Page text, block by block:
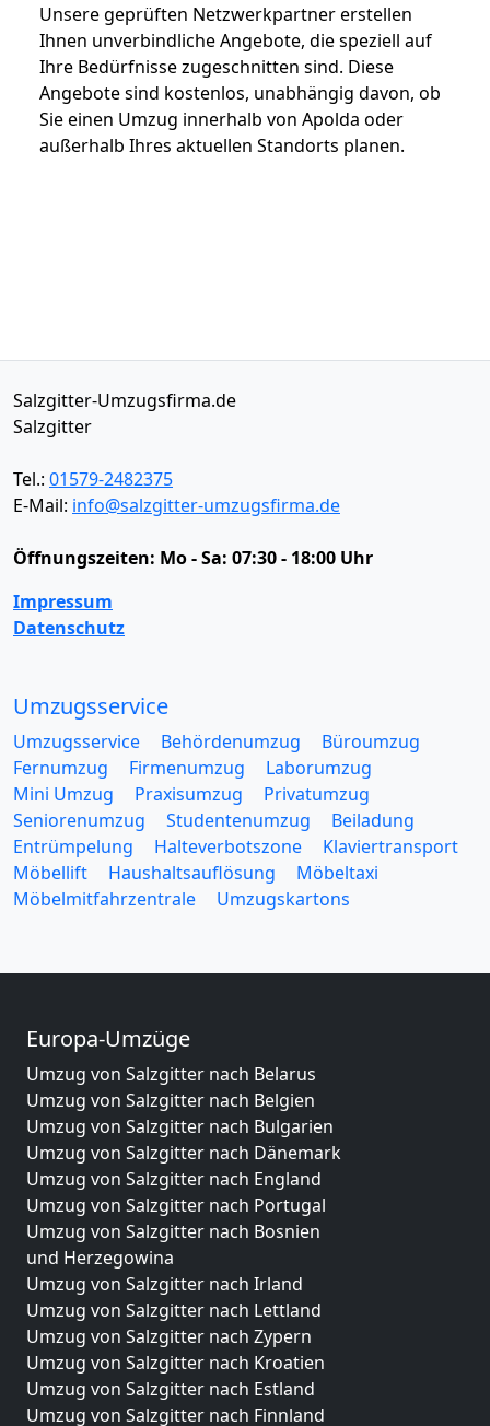
Unsere geprüften Netzwerkpartner erstellen
Ihnen unverbindliche Angebote, die speziell auf
Ihre Bedürfnisse zugeschnitten sind. Diese
Angebote sind kostenlos, unabhängig davon, ob
Sie einen Umzug innerhalb von Apolda oder
außerhalb Ihres aktuellen Standorts planen.
Salzgitter-Umzugsfirma.de
Salzgitter
Tel.: 01579-2482375
E-Mail: info@salzgitter-umzugsfirma.de
Öffnungszeiten: Mo - Sa: 07:30 - 18:00 Uhr
Impressum
Datenschutz
Umzugsservice
Umzugsservice Behördenumzug
Büroumzug
Fernumzug
Firmenumzug
Laborumzug
Mini Umzug
Praxisumzug
Privatumzug
Seniorenumzug
Studentenumzug
Beiladung
Entrümpelung
Halteverbotszone
Klaviertransport
Möbellift
Haushaltsauflösung
Möbeltaxi
Möbelmitfahrzentrale
Umzugskartons
Europa-Umzüge
Umzug von Salzgitter nach Belarus
Umzug von Salzgitter nach Belgien
Umzug von Salzgitter nach Bulgarien
Umzug von Salzgitter nach Dänemark
Umzug von Salzgitter nach England
Umzug von Salzgitter nach Portugal
Umzug von Salzgitter nach Bosnien
und Herzegowina
Umzug von Salzgitter nach Irland
Umzug von Salzgitter nach Lettland
Umzug von Salzgitter nach Zypern
Umzug von Salzgitter nach Kroatien
Umzug von Salzgitter nach Estland
Umzug von Salzgitter nach Finnland